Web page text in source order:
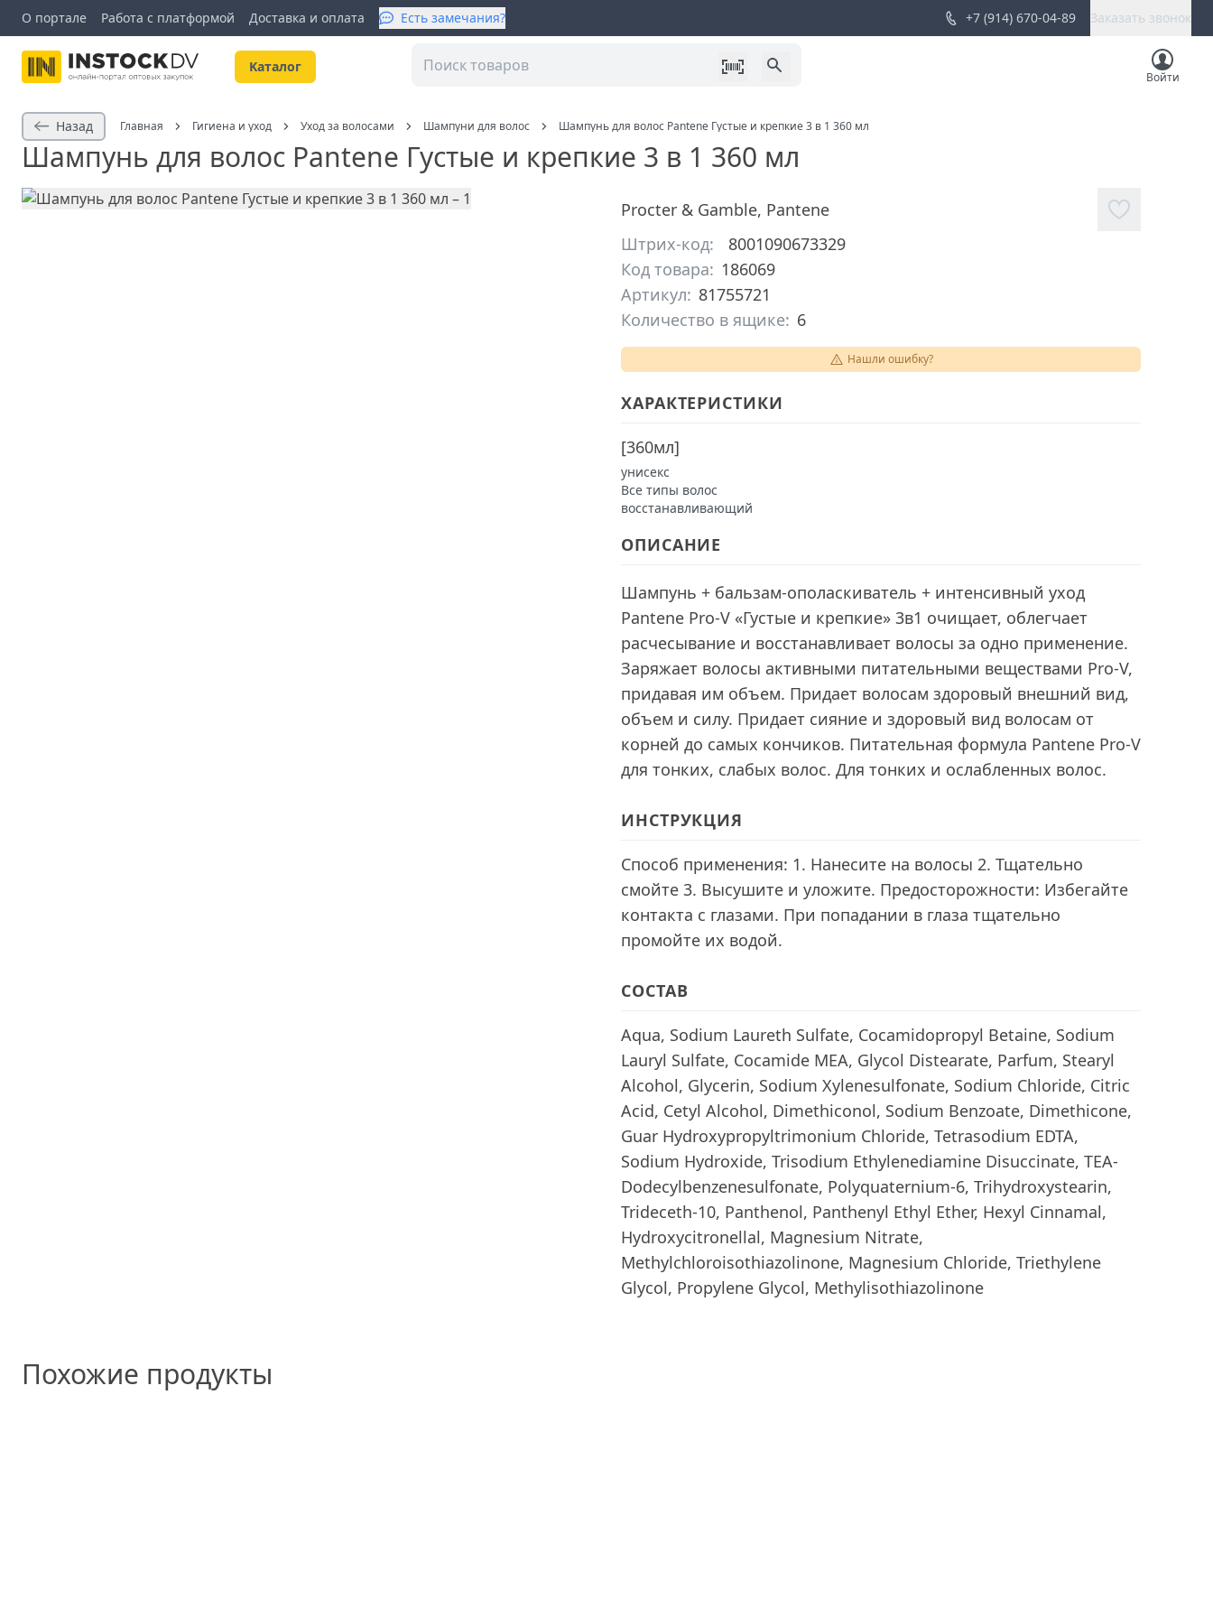
О портале Работа с платформой Доставка и оплата Есть замечания? +7 (914) 670-04-89 Заказать звонок
Kаталог
Войти
Назад Главная Гигиена и уход Уход за волосами Шампуни для волос Шампунь для волос Pantene Густые и крепкие 3 в 1 360 мл
Шампунь для волос Pantene Густые и крепкие 3 в 1 360 мл
Procter & Gamble, Pantene
Штрих-код:
8001090673329
Код товара: 186069
Артикул: 81755721
Количество в ящике: 6
Нашли ошибку?
ХАРАКТЕРИСТИКИ
[360мл]
унисекс
Все типы волос
восстанавливающий
ОПИСАНИЕ
Шампунь + бальзам-ополаскиватель + интенсивный уход
Pantene Pro-V «Густые и крепкие» 3в1 очищает, облегчает
расчесывание и восстанавливает волосы за одно применение.
Заряжает волосы активными питательными веществами Pro-V,
придавая им объем. Придает волосам здоровый внешний вид,
объем и силу. Придает сияние и здоровый вид волосам от
корней до самых кончиков. Питательная формула Pantene Pro-V
для тонких, слабых волос. Для тонких и ослабленных волос.
ИНСТРУКЦИЯ
Способ применения: 1. Нанесите на волосы 2. Тщательно
смойте 3. Высушите и уложите. Предосторожности: Избегайте
контакта с глазами. При попадании в глаза тщательно
промойте их водой.
СОСТАВ
Aqua, Sodium Laureth Sulfate, Cocamidopropyl Betaine, Sodium
Lauryl Sulfate, Cocamide MEA, Glycol Distearate, Parfum, Stearyl
Alcohol, Glycerin, Sodium Xylenesulfonate, Sodium Chloride, Citric
Acid, Cetyl Alcohol, Dimethiconol, Sodium Benzoate, Dimethicone,
Guar Hydroxypropyltrimonium Chloride, Tetrasodium EDTA,
Sodium Hydroxide, Trisodium Ethylenediamine Disuccinate, TEA-
Dodecylbenzenesulfonate, Polyquaternium-6, Trihydroxystearin,
Trideceth-10, Panthenol, Panthenyl Ethyl Ether, Hexyl Cinnamal,
Hydroxycitronellal, Magnesium Nitrate,
Methylchloroisothiazolinone, Magnesium Chloride, Triethylene
Glycol, Propylene Glycol, Methylisothiazolinone
Похожие продукты